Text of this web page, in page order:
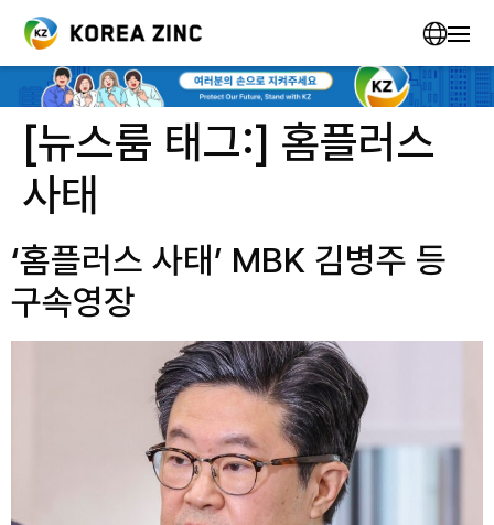
[뉴스룸 태그:] 홈플러스
사태
‘홈플러스 사태’ MBK 김병주 등
구속영장